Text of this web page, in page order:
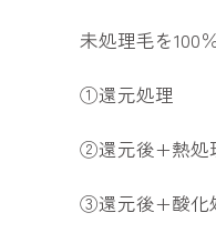
未処理毛を100
①還元処理
②還元後+熱処
③還元後+酸化